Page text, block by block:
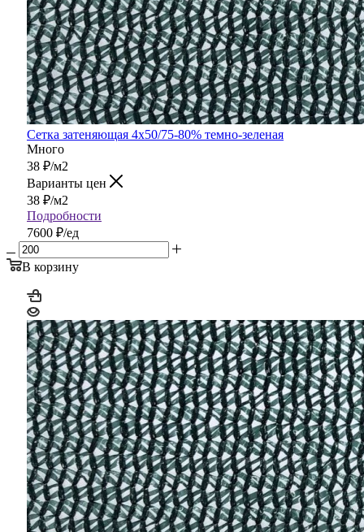
Сетка затеняющая 4х50/75-80% темно-зеленая
Много
38 ₽/м2
Варианты цен
38 ₽/м2
Подробности
7600 ₽/ед
В корзину